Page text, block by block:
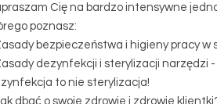
Cię na bardzo intensywne
poznasz:
bezpieczeństwa i higieny pracy w
dezynfekcji i sterylizacji narzędzi
to nie sterylizacja!
dbać o swoje zdrowie i zdrowie